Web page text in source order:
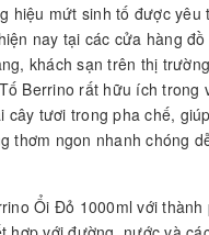
hiệu mứt sinh tố được yêu
nay tại các cửa hàng đồ
khách sạn trên thị
Berrino rất hữu ích trong
cây tươi trong pha chế,
thơm ngon nhanh chóng
Ổi Đỏ 1000ml với thành